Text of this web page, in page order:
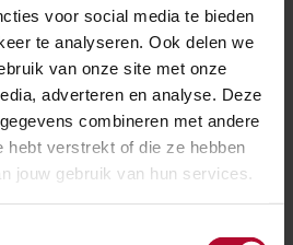
voor social media te bieden
te analyseren. Ook delen we
van onze site met onze
adverteren en analyse. Deze
combineren met andere
hebt verstrekt of die ze hebben
jouw gebruik van hun services.
treinen te nemen in plaats van
vliegtuig. In een duurzame
meer met de trein gereisd
duurzaamste vormen van
Met een goede
samenwerking en een